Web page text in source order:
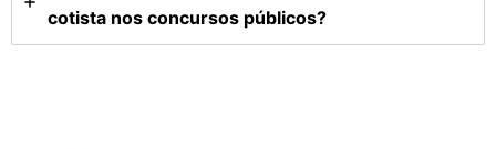
cotista nos concursos públicos?